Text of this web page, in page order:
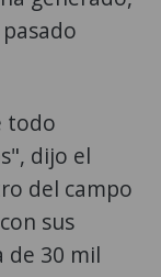
todo
dijo el
del campo
sus
de 30 mil